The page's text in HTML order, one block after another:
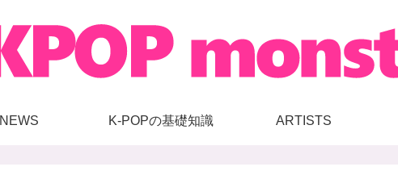
NEWS K-POPの基礎知識 ARTISTS